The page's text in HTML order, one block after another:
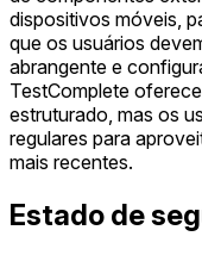
dispositivos móveis,
que os usuários
abrangente e
TestComplete
estruturado, mas os
regulares para
mais recentes.
Estado de